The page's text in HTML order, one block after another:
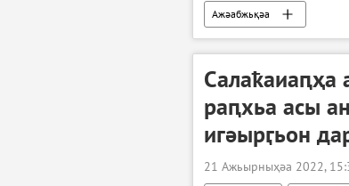
Ажәабжьқәа
раԥхьа асы
игәырӷьон
21 Ажьырныҳәа 2022,